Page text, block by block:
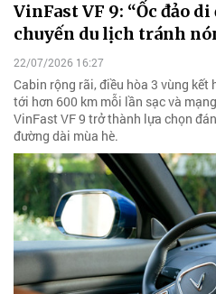
VinFast VF 9: “Ốc đảo
chuyến du lịch tránh
22/07/2026 16:27
Cabin rộng rãi, điều hòa 3 vùng kết
tới hơn 600 km mỗi lần sạc và
VinFast VF 9 trở thành lựa chọn
đường dài mùa hè.